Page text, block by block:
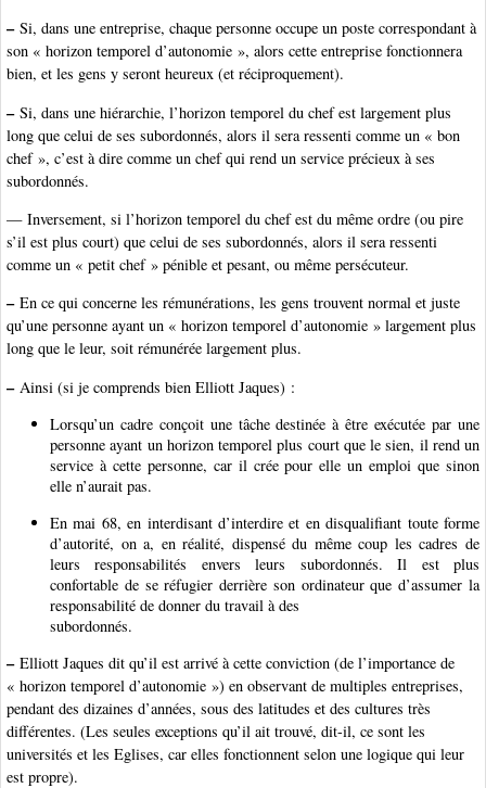
–Si, dans une entreprise, chaque personne occupe un poste correspondant à
son « horizon temporel d’autonomie », alors cette entreprise fonctionnera
bien, et les gens y seront heureux (et réciproquement).
–Si, dans une hiérarchie, l’horizon temporel du chef est largement plus
long que celui de ses subordonnés, alors il sera ressenti comme un « bon
chef », c’est à dire comme un chef qui rend un service précieux à ses
subordonnés.
— Inversement, si l’horizon temporel du chef est du même ordre (ou pire
s’il est plus court) que celui de ses subordonnés, alors il sera ressenti
comme un « petit chef » pénible et pesant, ou même persécuteur.
–En ce qui concerne les rémunérations, les gens trouvent normal et juste
qu’une personne ayant un « horizon temporel d’autonomie » largement plus
long que le leur, soit rémunérée largement plus.
–Ainsi (si je comprends bien Elliott Jaques) :
Lorsqu’un cadre conçoit une tâche destinée à être exécutée par une
personne ayant un horizon temporel plus court que le sien, il rend un
service à cette personne, car il crée pour elle un emploi que sinon
elle n’aurait pas.
En mai 68, en interdisant d’interdire et en disqualifiant toute forme
d’autorité, on a, en réalité, dispensé du même coup les cadres de
leurs responsabilités envers leurs subordonnés. Il est plus
confortable de se réfugier derrière son ordinateur que d’assumer la
responsabilité de donner du travail à des
subordonnés.
–Elliott Jaques dit qu’il est arrivé à cette conviction (de l’importance de
« horizon temporel d’autonomie ») en observant de multiples entreprises,
pendant des dizaines d’années, sous des latitudes et des cultures très
différentes. (Les seules exceptions qu’il ait trouvé, dit-il, ce sont les
universités et les Eglises, car elles fonctionnent selon une logique qui leur
est propre).